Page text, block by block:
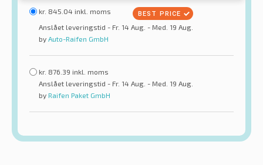
kr. 845.04 inkl. moms
Anslået leveringstid - Fr. 14 Aug. - Med. 19 Aug.
by Auto-Raifen GmbH
kr. 876.39 inkl. moms
Anslået leveringstid - Fr. 14 Aug. - Med. 19 Aug.
by Raifen Paket GmbH